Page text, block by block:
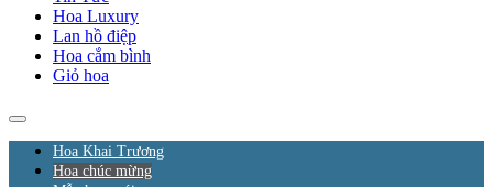
Hoa Luxury
Lan hồ điệp
Hoa cắm bình
Giỏ hoa
Hoa Khai Trương
Hoa chúc mừng